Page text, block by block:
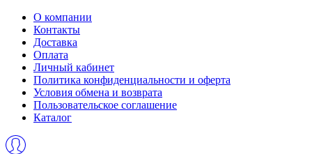
О компании
Контакты
Доставка
Оплата
Личный кабинет
Политика конфиденциальности и оферта
Условия обмена и возврата
Пользовательское соглашение
Каталог